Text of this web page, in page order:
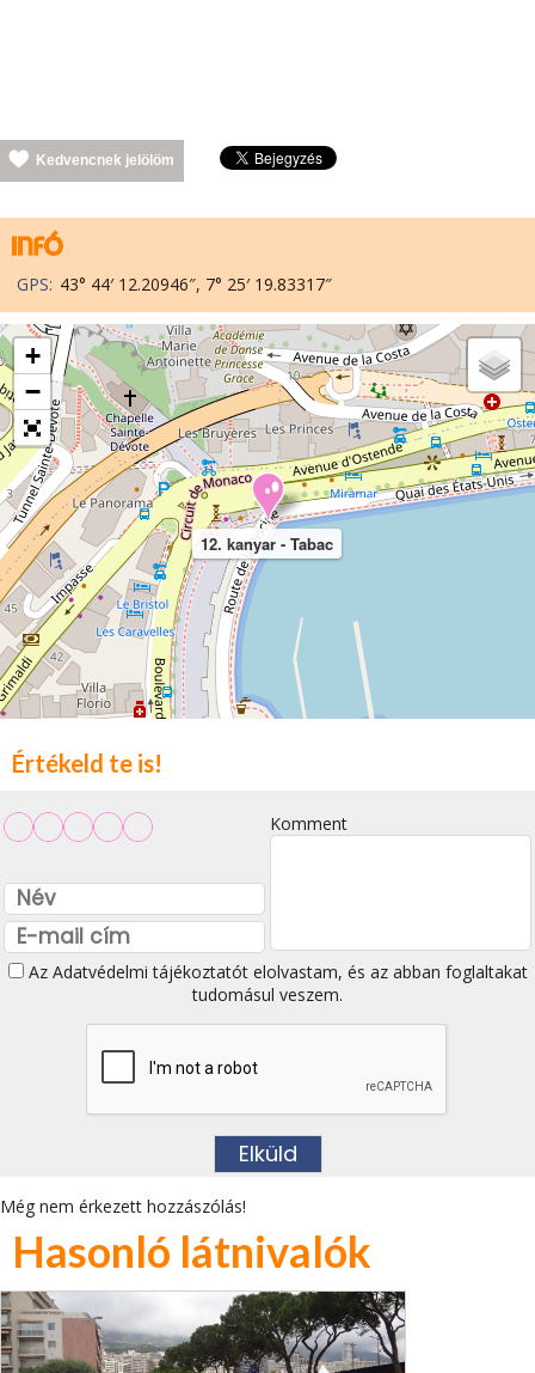
Kedvencnek jelölöm
GPS: 43° 44′ 12.20946″, 7° 25′ 19.83317″
12. kanyar - Tabac
+
−
Értékeld te is!
Komment
Az Adatvédelmi tájékoztatótelolvastam, és az abban foglaltakat
tudomásul veszem.
Még nem érkezett hozzászólás!
Hasonló látnivalók